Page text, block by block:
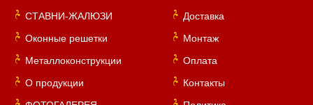
СТАВНИ-ЖАЛЮЗИ
Оконные решетки
Металлоконструкции
О продукции
Доставка
Монтаж
Оплата
Контакты